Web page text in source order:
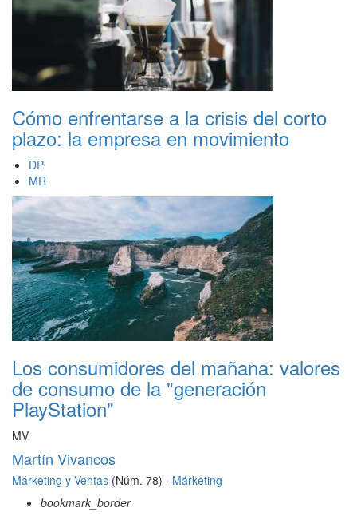
Cómo enfrentarse a la crisis del corto
plazo: la empresa en movimiento
DP
MR
Los consumidores del mañana: valores
de consumo de la "generación
PlayStation"
MV
Martín Vivancos
Márketing y Ventas (Núm. 78) · Márketing
bookmark_border